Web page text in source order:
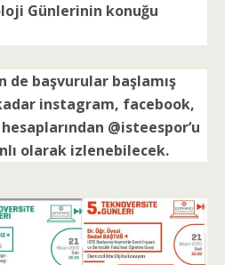
Günlerinin konuğu
de başvurular başlamış
instagram, facebook,
@isteespor‘u
olarak izlenebilecek.